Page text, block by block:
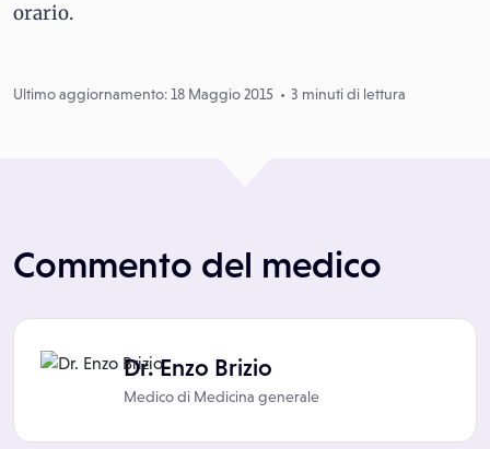
orario.
Ultimo aggiornamento: 18 Maggio 2015 3 minuti di lettura
Commento del medico
Dr. Enzo Brizio
Medico di Medicina generale